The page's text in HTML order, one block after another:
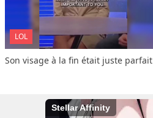
LOL
Son visage à la fin était juste parfait